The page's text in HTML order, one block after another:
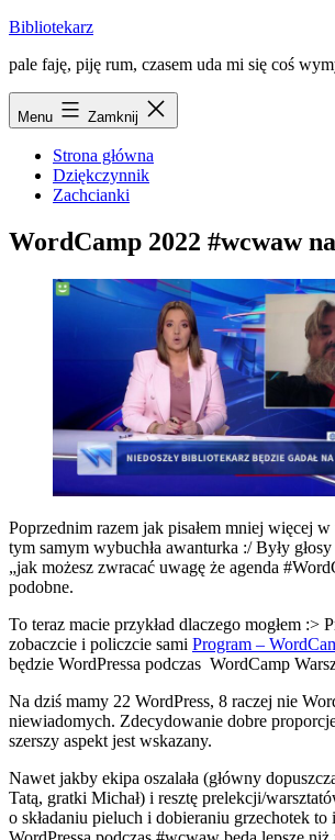
Przejdź
treści
Bibliotekarz
pale faję, piję rum, czasem uda mi się coś
Menu Zamknij
Strona główna
Dziękczynnik
Zachcianki
WordCamp 2022 #wcwaw
Poprzednim razem jak pisałem mniej więcej
tym samym wybuchła awanturka :/ Były
„jak możesz zwracać uwagę że agenda
podobne.
To teraz macie przykład dlaczego mogłem :>
zobaczcie i policzcie sami Program –
będzie WordPressa podczas WordCamp
Na dziś mamy 22 WordPress, 8 raczej nie
niewiadomych. Zdecydowanie dobre
szerszy aspekt jest wskazany.
Nawet jakby ekipa oszalała (główny
Tatą, gratki Michał) i resztę prelekcji/
o składaniu pieluch i dobieraniu grzechotek to